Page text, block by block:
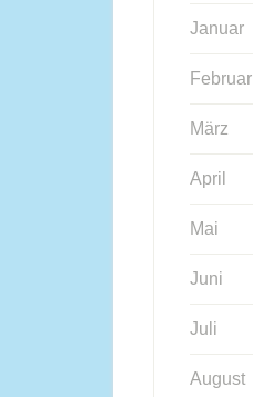
Januar
Februar
März
April
Mai
Juni
Juli
August